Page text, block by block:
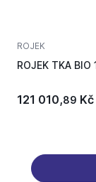
ROJEK
ROJEK TKA
121 010,89 Kč